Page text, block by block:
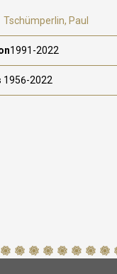
Tschümperlin, Paul
1991-2022
1956-2022